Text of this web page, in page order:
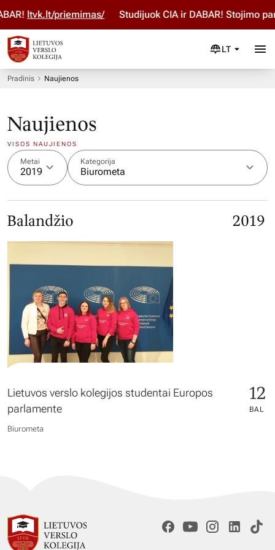
ltvk.lt/priemimas/ Studijuok ČIA ir DABAR! Stojimo
LT
Pradinis Naujienos
Naujienos
VISOS NAUJIENOS
Metai
2019
Kategorija
Biurometa
Balandžio 2019
Lietuvos verslo kolegijos studentai Europos
parlamente
12
BAL
Biurometa